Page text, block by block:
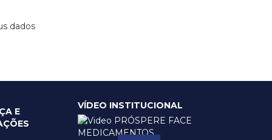
dados
E
VÍDEO INSTITUCIONAL